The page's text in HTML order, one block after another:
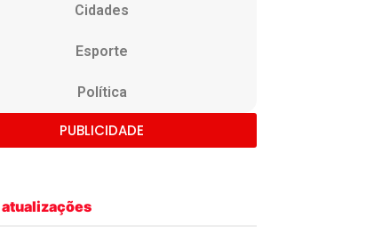
Cidades
Esporte
Política
PUBLICIDADE
atualizações